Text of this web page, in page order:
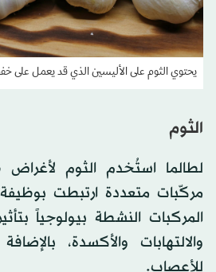
يحتوي الثوم على الأليسين الذي قد يعمل على
الثوم
لطالما استُخدم الثوم لأغراض
مركّبات متعددة ارتبطت
المركبات النشطة بيولوجياً
والالتهابات والأكسدة،
للأعصاب.